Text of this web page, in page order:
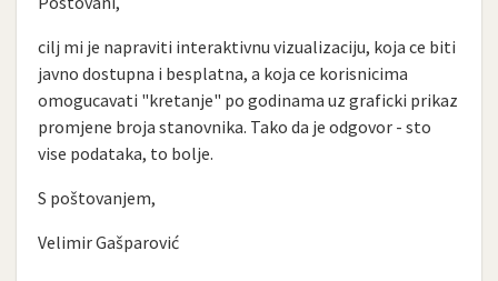
cilj mi je napraviti interaktivnu vizualizaciju, koja ce biti
javno dostupna i besplatna, a koja ce korisnicima
omogucavati "kretanje" po godinama uz graficki prikaz
promjene broja stanovnika. Tako da je odgovor - sto
vise podataka, to bolje.
S poštovanjem,
Velimir Gašparović